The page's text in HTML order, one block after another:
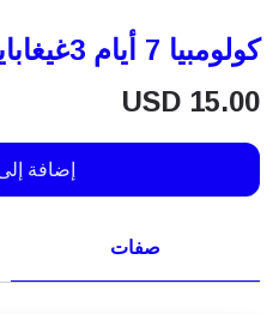
كولومبيا 7 أيام 3غيغابايت
USD 15.00
إضافة
صفات